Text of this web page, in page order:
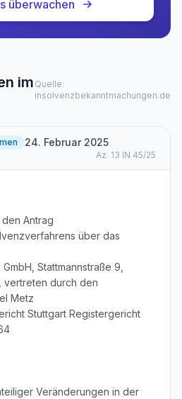
überwachen
imQuelle:
insolvenzbekanntmachungen.de
24. Februar 2025
Az. 13 IN 45/25
Antrag
über das
Stattmannstraße 9,
vertreten durch den
Metz
Stuttgart Registergericht
Veränderungen in der